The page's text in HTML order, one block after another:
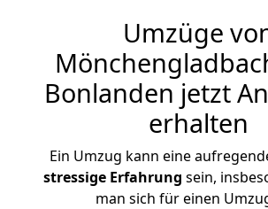
Umzüge
Bonlanden jetzt
erhalten
Ein Umzug kann eine
stressige Erfahrung sein,
man sich für einen